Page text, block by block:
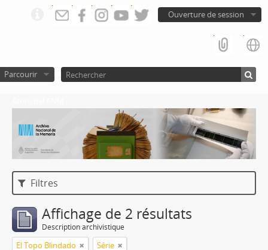
Ouverture de session
Parcourir
Filtres
Affichage de 2 résultats
Description archivistique
El Topo Blindado Série